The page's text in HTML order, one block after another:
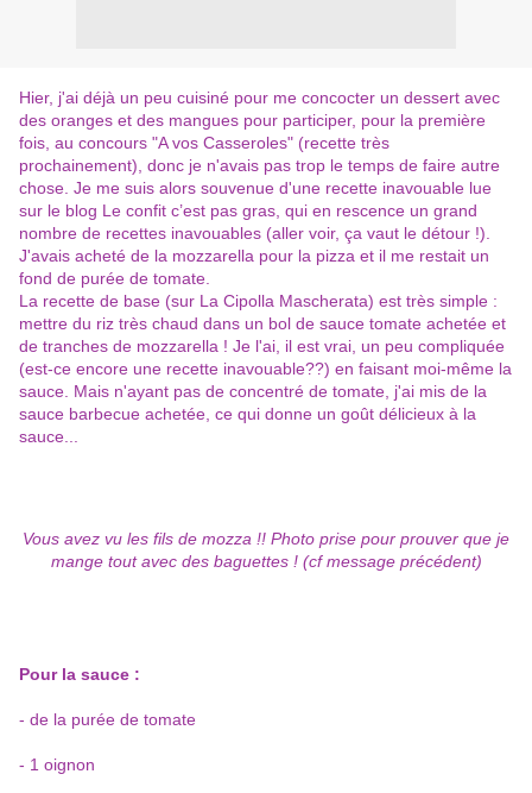
Hier, j'ai déjà un peu cuisiné pour me concocter un dessert avec
des oranges et des mangues pour participer, pour la première
fois, au concours "A vos Casseroles" (recette très
prochainement), donc je n'avais pas trop le temps de faire autre
chose. Je me suis alors souvenue d'une recette inavouable lue
sur le blog Le confit c’est pas gras , qui en rescence un grand
nombre de recettes inavouables (aller voir, ça vaut le détour !).
J'avais acheté de la mozzarella pour la pizza et il me restait un
fond de purée de tomate.
La recette de base (sur La Cipolla Mascherata) est très simple :
mettre du riz très chaud dans un bol de sauce tomate achetée et
de tranches de mozzarella ! Je l'ai, il est vrai, un peu compliquée
(est-ce encore une recette inavouable??) en faisant moi-même la
sauce. Mais n'ayant pas de concentré de tomate, j'ai mis de la
sauce barbecue achetée, ce qui donne un goût délicieux à la
sauce...
Vous avez vu les fils de mozza !! Photo prise pour prouver que je
mange tout avec des baguettes ! (cf message précédent)
Pour la sauce :
- de la purée de tomate
- 1 oignon